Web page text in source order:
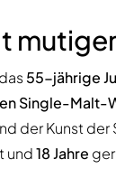
55-jährige
Single-Malt-
der Kunst
und18 Jahre